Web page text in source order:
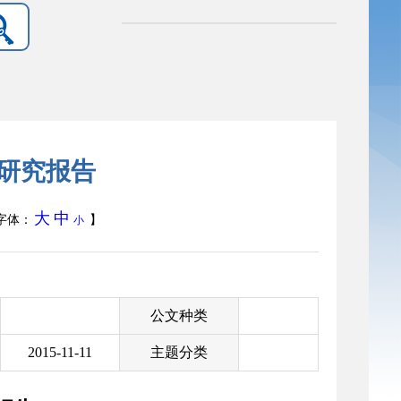
究报告
： 大 中 小 】
公文种类
2015-11-11 主题分类